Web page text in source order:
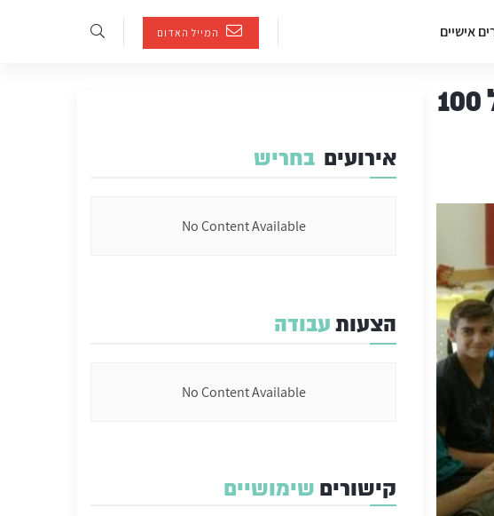
אישיים המייל האדום
הושקה תכנית הקיץ לנוער חריש בעלות משוערת של 100
אירועים בחריש
No Content Available
הצעותעבודה
No Content Available
קישורים שימושיים